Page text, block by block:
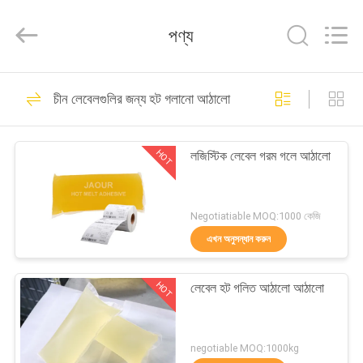
পণ্য
আমাদের
সম্পর্কে
কারখানা
ভ্রমণ
Adhesive
Products
Rights
হট গলানো পিএসএ আঠালো
105
গরম দ্রবীভূত চাপ
সংবেদনশীল আঠালো
78
পণ্য
চীন লেবেলগুলির জন্য হট গলানো আঠালো
HOT লজিস্টিক লেবেল গরম গলে আঠালো
Negotiatiable MOQ:1000 কেজি
এখন অনুসন্ধান করুন
HOT লেবেল হট গলিত আঠালো আঠালো
negotiable MOQ:1000kg